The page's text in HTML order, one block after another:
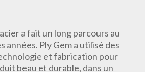
a fait un long parcours au
années. Ply Gem a utilisé des
et fabrication pour
beau et durable, dans un